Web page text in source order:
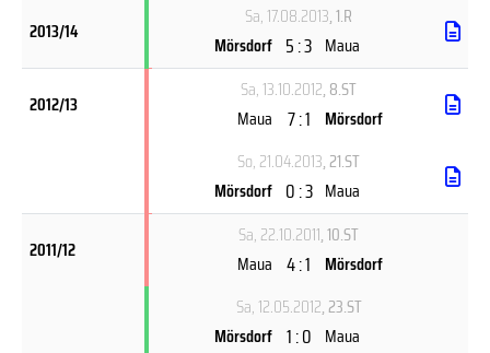
2013/14
Sa, 17.08.2013, 1.R
Mörsdorf 5 : 3 Maua
2012/13
Sa, 13.10.2012, 8.ST
Maua 7 : 1 Mörsdorf
So, 21.04.2013, 21.ST
Mörsdorf 0 : 3 Maua
2011/12
Sa, 22.10.2011, 10.ST
Maua 4 : 1 Mörsdorf
Sa, 12.05.2012, 23.ST
Mörsdorf 1 : 0 Maua